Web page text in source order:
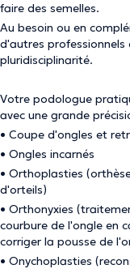
faire des semelles.
Au besoin ou en
d'autres
pluridisciplinarité.
Votre podologue
avec une grande
• Coupe d'ongles et
• Ongles incarnés
• Orthoplasties
d'orteils)
• Orthonyxies
courbure de l'ongle en
corriger la pousse de
• Onychoplasties